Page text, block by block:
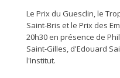
Le Prix du Guesclin,le
Saint-Bris et le Prix des
20h30 en présence de
Saint-Gilles, d'Edouard
l'Institut.